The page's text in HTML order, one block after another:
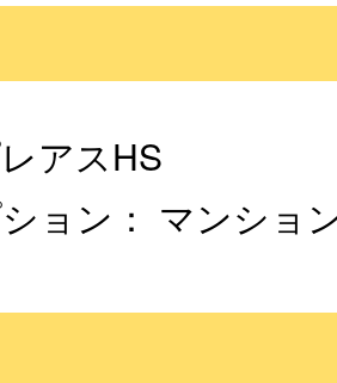
アスHS
ション： マンショ